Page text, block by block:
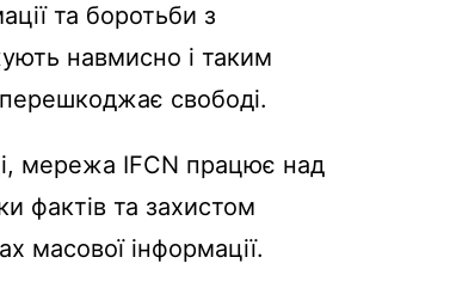
та боротьби з
навмисно і таким
свободі.
мережа IFCN працює над
фактів та захистом
масової інформації.